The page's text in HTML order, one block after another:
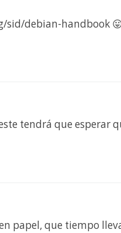
sid/debian-handbook
tendrá que esperar
papel, que tiempo